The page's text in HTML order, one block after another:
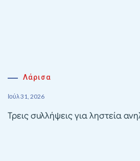
Λάρισα
Ιούλ 31, 2026
Τρεις συλλήψεις για ληστεία